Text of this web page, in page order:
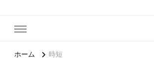
ホーム 時短